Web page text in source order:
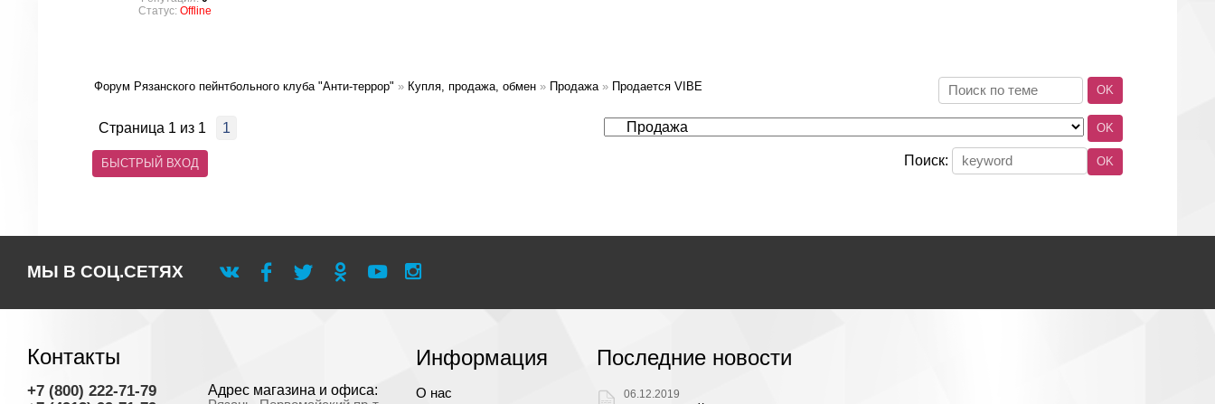
Статус: Offline
Форум Рязанского пейнтбольного клуба "Анти-террор" » Купля, продажа, обмен » Продажа » Продается VIBE
Страница 1 из 1 1
Поиск:
МЫ В СОЦ.СЕТЯХ
Контакты
+7 (800) 222-71-79
Адрес магазина и офиса:
Информация
О нас
Последние новости
06.12.2019